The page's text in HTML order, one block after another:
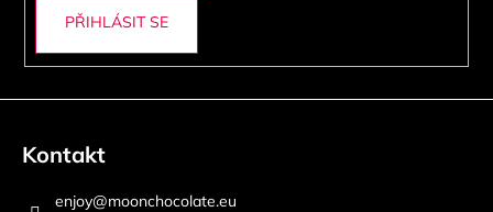
PŘIHLÁSIT SE
Kontakt
enjoy@moonchocolate.eu